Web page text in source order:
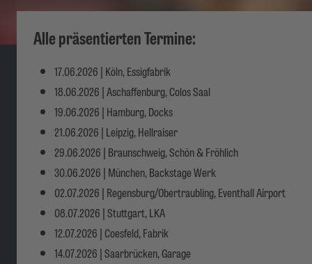
Alle präsentierten Termine:
17.06.2026 | Köln, Essigfabrik
18.06.2026 | Aschaffenburg, Colos Saal
19.06.2026 | Hamburg, Docks
21.06.2026 | Leipzig, Hellraiser
29.06.2026 | Braunschweig, Schön & Fröhlich
30.06.2026 | München, Backstage Werk
02.07.2026 | Regensburg/Obertraubling, Eventhall Airport
08.07.2026 | Stuttgart, LKA
12.07.2026 | Coesfeld, Fabrik
14.07.2026 | Saarbrücken, Garage